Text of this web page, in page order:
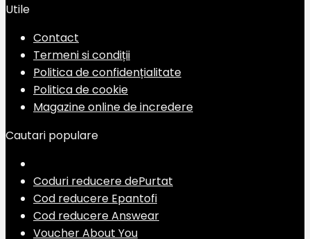
Utile
Contact
Termeni si condiții
Politica de confidențialitate
Politica de cookie
Magazine online de incredere
Cautari populare
Coduri reducere dePurtat
Cod reducere Epantofi
Cod reducere Answear
Voucher About You